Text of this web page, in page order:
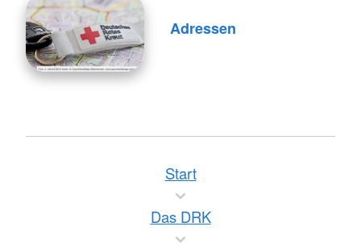
Adressen
Start
Das DRK